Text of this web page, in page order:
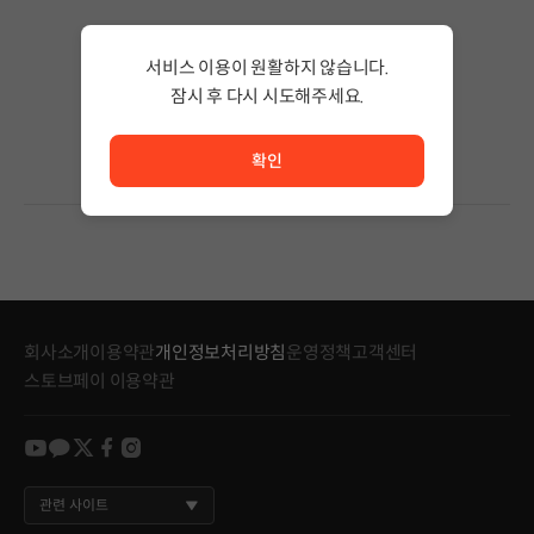
검색어의 단어 수를 줄이거나 필터조건을 변경하세요.
회사소개이용약관개인정보처리방침 운영정책고객센터
스토브페이 이용약관
youtube
kakao
twitter
facebook
instagram
관련 사이트
서비스 이용이 원활하지 않습니다.
잠시 후 다시 시도해주세요.
확인